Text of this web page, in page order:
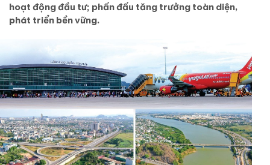
hoạt động đầu tư; phấn đấu tăng trưởng toàn diện,
phát triển bền vững.